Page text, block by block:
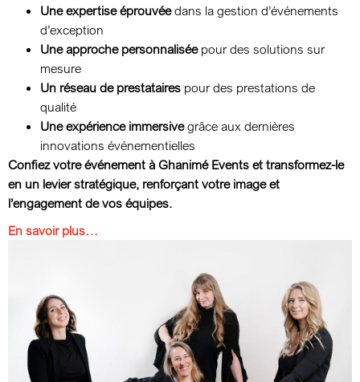
Une expertise éprouvéedans la gestion d’événements
d’exception
Une approche personnaliséepour des solutions sur
mesure
Un réseau de prestataires pour des prestations de
qualité
Une expérience immersivegrâce aux dernières
innovations événementielles
Confiez votre événement à Ghanimé Events et transformez-le
en un levier stratégique, renforçant votre image et
l’engagement de vos équipes.
En savoir plus…